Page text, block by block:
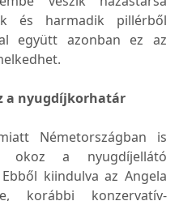
és harmadik pillérből
együtt azonban ez az
a nyugdíjkorhatár
Németországban is
okoz a nyugdíjellátó
kiindulva az Angela
korábbi konzervatív-